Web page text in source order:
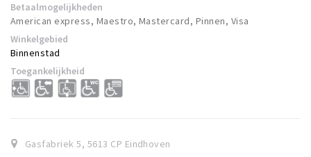
Betaalmogelijkheden
American express, Maestro, Mastercard, Pinnen, Visa
Winkelgebied
Binnenstad
Toegankelijkheid
Gasfabriek 5, 5613 CP Eindhoven